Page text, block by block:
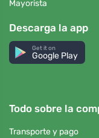
Mayorista
Descarga la app
Get it on
Google Play
Todo sobre la
Transporte y pago